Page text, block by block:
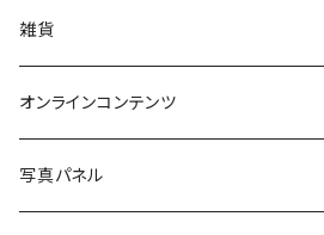
美術
POLEWARDS
Tシャツ
雑貨
バッグ
ブックカバー
オンラインコンテンツ
冒険クロストーク
写真パネル